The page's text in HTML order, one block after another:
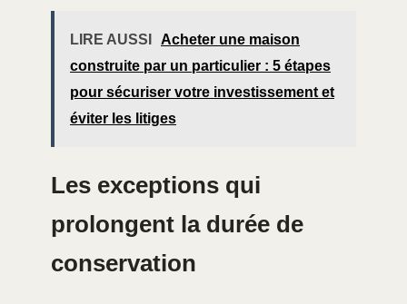
LIRE AUSSI
Acheter une maison
construite par un particulier : 5 étapes
pour sécuriser votre investissement et
éviter les litiges
Les exceptions qui
prolongent la durée de
conservation